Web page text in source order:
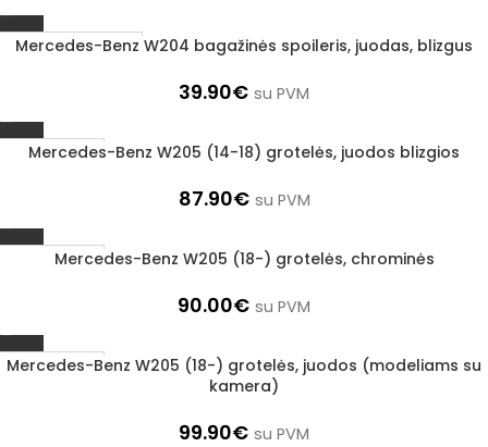
Užsakoma prekė
Mercedes-Benz W204 bagažinės spoileris, juodas, blizgus
39.90€ su PVM
1–3 d. d.
Mercedes-Benz W205 (14-18) grotelės, juodos blizgios
87.90€ su PVM
1–3 d. d.
Mercedes-Benz W205 (18-) grotelės, chrominės
90.00€ su PVM
1–3 d. d.
Mercedes-Benz W205 (18-) grotelės, juodos (modeliams su
kamera)
99.90€ su PVM